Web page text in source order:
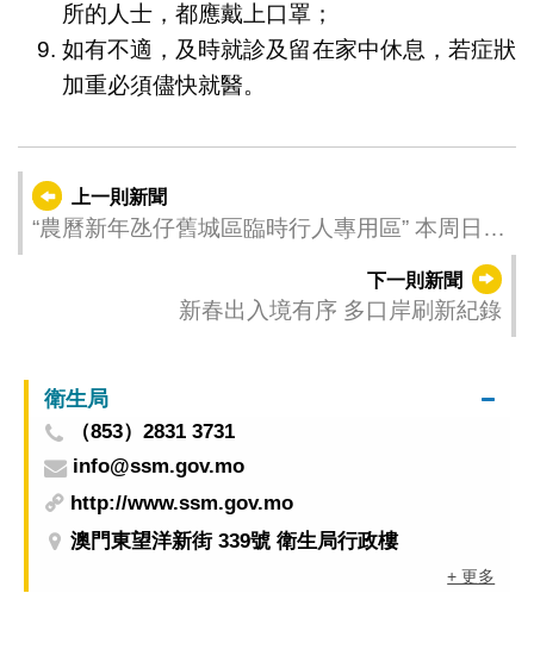
所的人士，都應戴上口罩；
如有不適，及時就診及留在家中休息，若症狀
加重必須儘快就醫。
上一則新聞
“農曆新年氹仔舊城區臨時行人專用區” 本周日
下一則新聞
新春出入境有序 多口岸刷新紀錄
衛生局
（853）2831 3731
info@ssm.gov.mo
http://www.ssm.gov.mo
澳門東望洋新街 339號 衛生局行政樓
+ 更多